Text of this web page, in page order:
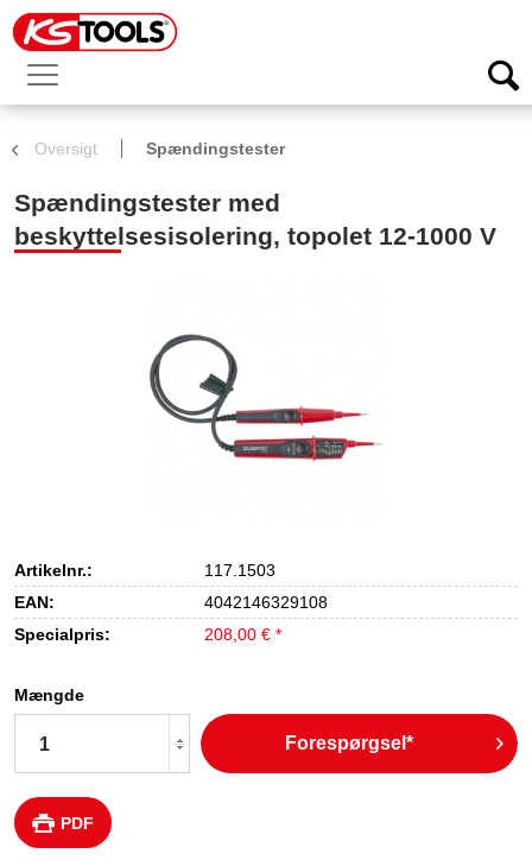
Oversigt Spændingstester
Spændingstester med
beskyttelsesisolering, topolet 12-1000 V
Artikelnr.:
117.1503
EAN:
4042146329108
Specialpris:
208,00 € *
Mængde
Forespørgsel*
PDF